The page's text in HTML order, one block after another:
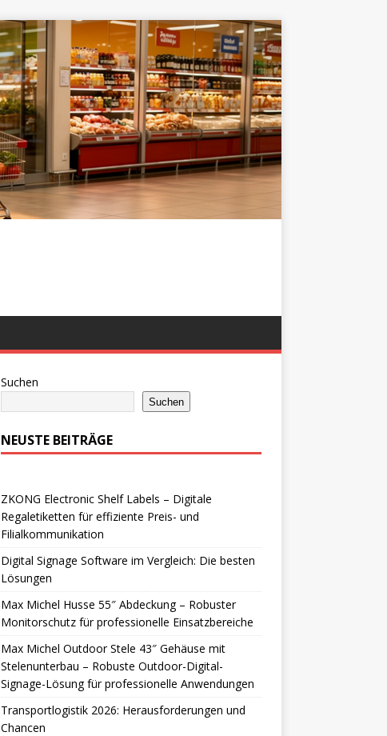
Suchen
Suchen
NEUSTE BEITRÄGE
ZKONG Electronic Shelf Labels – Digitale
Regaletiketten für effiziente Preis- und
Filialkommunikation
Digital Signage Software im Vergleich: Die besten
Lösungen
Max Michel Husse 55″ Abdeckung – Robuster
Monitorschutz für professionelle Einsatzbereiche
Max Michel Outdoor Stele 43″ Gehäuse mit
Stelenunterbau – Robuste Outdoor-Digital-
Signage-Lösung für professionelle Anwendungen
Transportlogistik 2026: Herausforderungen und
Chancen